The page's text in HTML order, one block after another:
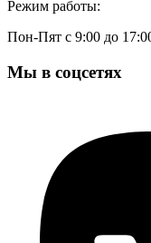
Режим работы:
Пон-Пят с 9:00 до
Мы в соцсетях